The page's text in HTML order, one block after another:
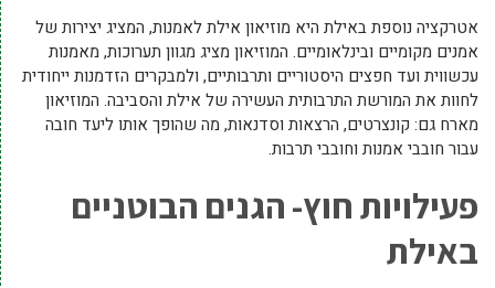
אטרקציה נוספת באילת היא מוזיאון אילת לאמנות, המציג יצירות של
אמנים מקומיים ובינלאומיים. המוזיאון מציג מגוון תערוכות, מאמנות
עכשווית ועד חפצים היסטוריים ותרבותיים, ולמבקרים הזדמנות ייחודית
לחוות את המורשת התרבותית העשירה של אילת והסביבה. המוזיאון
מארח גם: קונצרטים, הרצאות וסדנאות, מה שהופך אותו ליעד חובה
עבור חובבי אמנות וחובבי תרבות.
פעילויות חוץ- הגנים הבוטניים
באילת